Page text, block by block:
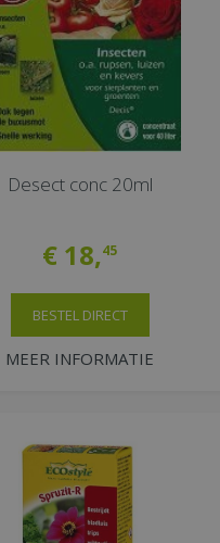
Desect conc 20ml
€ 18,45
MEER INFORMATIE
BESTEL DIRECT